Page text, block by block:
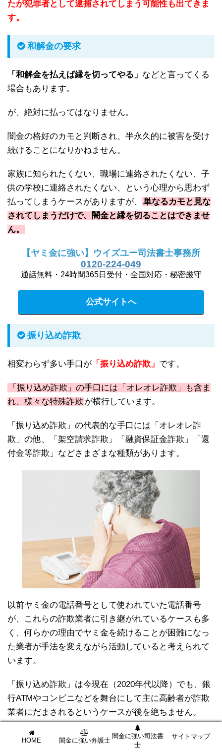
たが犯罪者として逮捕されてしまう可能性も出てきま
す。
和解金の要求
「和解金を払えば縁を切ってやる」 などと言ってくる
場合もあります。
が、絶対に払ってはなりません。
闇金の格好のカモと判断され、半永久的に被害を受け
続けることになりかねません。
家族に知られたくない、職場に連絡されたくない、子
供の学校に連絡されたくない、という心理から思わず
払ってしまうケースがありますが、
単なるカモと見な
されてしまうだけで、闇金と縁を切ることはできませ
ん。
【ヤミ金に強い】ウイズユー司法書士事務所
0120-224-049
通話無料・24時間365日受付・全国対応・秘密厳守
公式サイトへ
振り込め詐欺
相変わらず多い手口が 「振り込め詐欺」 です。
「振り込め詐欺」の手口には「オレオレ詐欺」も含ま
れ、様々な特殊詐欺 が横行しています。
「振り込め詐欺」の代表的な手口には「オレオレ詐
欺」の他、「架空請求詐欺」「融資保証金詐欺」「還
付金等詐欺」などさまざまな種類があります。
以前ヤミ金の電話番号として使われていた電話番号
が、これらの詐欺業者に引き継がれているケースも多
く、何らかの理由でヤミ金を続けることが困難になっ
た業者が手法を変えながら活動していると考えられて
います。
「振り込め詐欺」は今現在（2020年代以降）でも、銀
行ATMやコンビニなどを舞台にして主に高齢者が詐欺
業者にだまされるというケースが後を絶ちません。
振り込め詐欺が流行りだしたのは1,990年代後半から
。と私ヤミ金課長は記憶してま
HOME 闇金に強い弁護士
闇金に強い司法書
士
サイトマップ